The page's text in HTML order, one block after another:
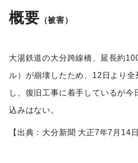
概要 （被害）
大湯鉄道の大分跨線橋、延長約
ル）が崩壊したため、12日より全
し、復旧工事に着手しているが今
込みはない。
【出典：大分新聞 大正7年7月14